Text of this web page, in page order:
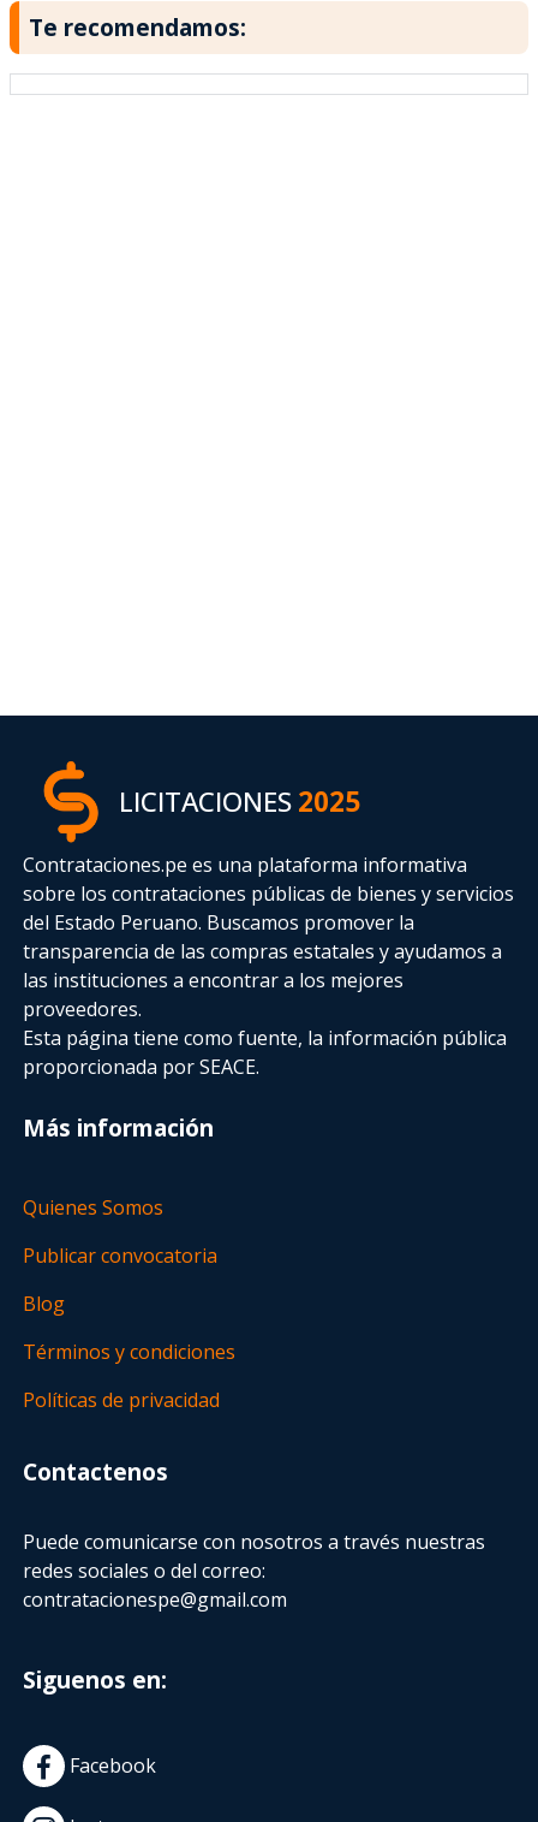
Te recomendamos:
LICITACIONES2025
Contrataciones.pe es una plataforma informativa
sobre los contrataciones públicas de bienes y servicios
del Estado Peruano. Buscamos promover la
transparencia de las compras estatalesy ayudamos a
las instituciones a encontrar a los mejores
proveedores.
Esta página tiene como fuente, la información pública
proporcionada por SEACE.
Más información
Quienes Somos
Publicar convocatoria
Blog
Términos y condiciones
Políticas de privacidad
Contactenos
Puede comunicarse con nosotros a través nuestras
redes sociales o del correo:
contratacionespe@gmail.com
Siguenos en:
Facebook